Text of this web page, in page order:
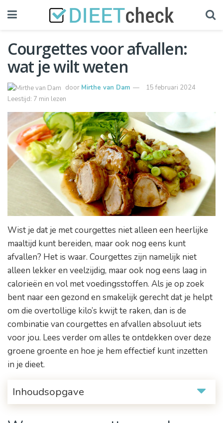
Courgettes voor afvallen:
wat je wilt weten
door Mirthe van Dam
15 februari 2024
Leestijd: 7 min lezen
Wist je dat je met courgettes niet alleen een heerlijke
maaltijd kunt bereiden, maar ook nog eens kunt
afvallen? Het is waar. Courgettes zijn namelijk niet
alleen lekker en veelzijdig, maar ook nog eens laag in
calorieën en vol met voedingsstoffen. Als je op zoek
bent naar een gezond en smakelijk gerecht dat je helpt
om die overtollige kilo’s kwijt te raken, dan is de
combinatie van courgettes en afvallen absoluut iets
voor jou. Lees verder om alles te ontdekken over deze
groene groente en hoe je hem effectief kunt inzetten
in je dieet.
Inhoudsopgave